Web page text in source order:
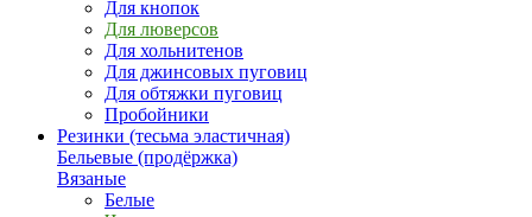
Для кнопок
Для люверсов
Для хольнитенов
Для джинсовых пуговиц
Для обтяжки пуговиц
Пробойники
Резинки (тесьма эластичная)
Бельевые (продёржка)
Вязаные
Белые